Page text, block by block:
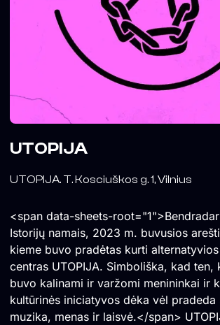
UTOPIJA
UTOPIJA. T. Kosciuškos g. 1, Vilnius
<span data-sheets-
Istorijų namais, 2023 m. buvusios
kieme buvo pradėtas kurti
centras UTOPIJA. Simboliška, kad ten,
buvo kalinami ir varžomi menininkai ir
kultūrinės iniciatyvos dėka vėl pradeda
muzika, menas ir laisvė.</span> UTOPIJA – tai vieta,